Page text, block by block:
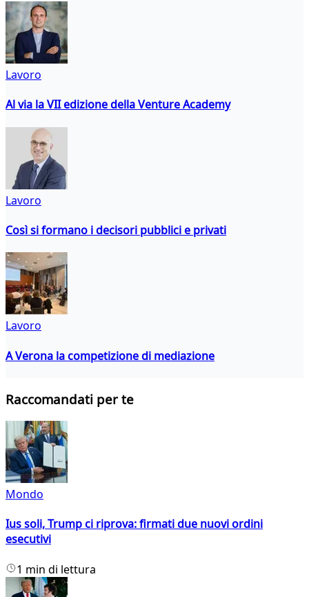
Lavoro
Al via la VII edizione della Venture Academy
Lavoro
Così si formano i decisori pubblici e privati
Lavoro
A Verona la competizione di mediazione
Raccomandati per te
Mondo
Ius soli, Trump ci riprova: firmati due nuovi ordini
esecutivi
1 min di lettura